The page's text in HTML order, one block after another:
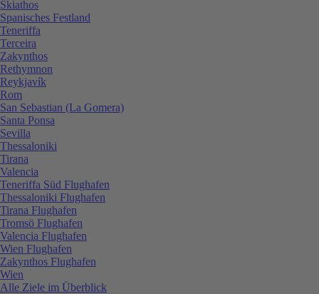
Skiathos
Spanisches Festland
Teneriffa
Terceira
Zakynthos
Rethymnon
Reykjavík
Rom
San Sebastian (La Gomera)
Santa Ponsa
Sevilla
Thessaloniki
Tirana
Valencia
Teneriffa Süd Flughafen
Thessaloniki Flughafen
Tirana Flughafen
Tromsö Flughafen
Valencia Flughafen
Wien Flughafen
Zakynthos Flughafen
Wien
Alle Ziele im Überblick